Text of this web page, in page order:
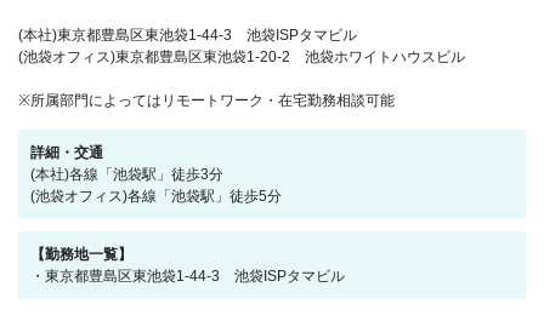
(本社)東京都豊島区東池袋1-44-3 池袋ISPタマビル
(池袋オフィス)東京都豊島区東池袋1-20-2 池袋ホワイトハウスビル
※所属部門によってはリモートワーク・在宅勤務相談可能
詳細・交通
(本社)各線「池袋駅」徒歩3分
(池袋オフィス)各線「池袋駅」徒歩5分
【勤務地一覧】
・東京都豊島区東池袋1-44-3 池袋ISPタマビル